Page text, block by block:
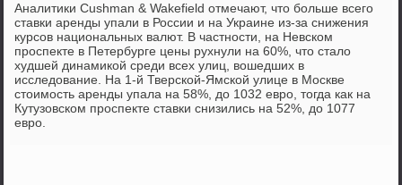
Аналитики Cushman & Wakefield отмечают, что больше всего
ставки аренды упали в России и на Украине из-за снижения
курсов национальных валют. В частности, на Невском
проспекте в Петербурге цены рухнули на 60%, что стало
худшей динамикой среди всех улиц, вошедших в
исследование. На 1-й Тверской-Ямской улице в Москве
стоимость аренды упала на 58%, до 1032 евро, тогда как на
Кутузовском проспекте ставки снизились на 52%, до 1077
евро.